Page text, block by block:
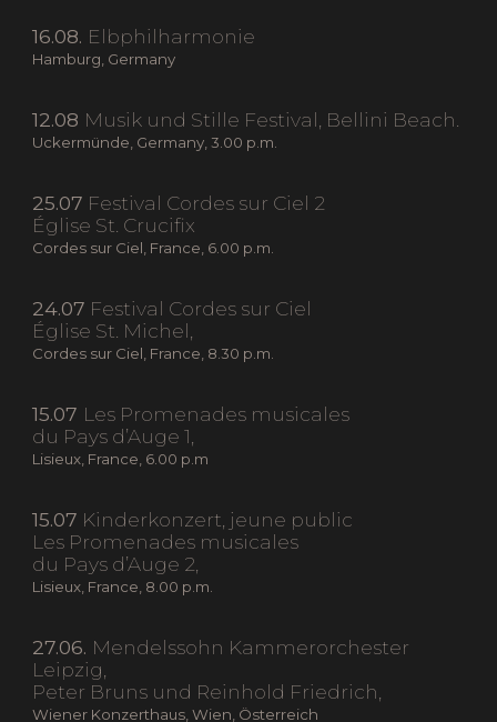
16.08. Elbphilharmonie
Hamburg, Germany
12.08 Musik und Stille Festival, Bellini Beach.
Uckermünde, Germany, 3.00 p.m.
25.07 Festival Cordes sur Ciel 2
Église St. Crucifix
Cordes sur Ciel, France, 6.00 p.m.
24.07 Festival Cordes sur Ciel
Église St. Michel,
Cordes sur Ciel, France, 8.30 p.m.
15.07 Les Promenades musicales
du Pays d’Auge 1,
Lisieux, France, 6.00 p.m
15.07 Kinderkonzert, jeune public
Les Promenades musicales
du Pays d’Auge 2,
Lisieux, France, 8.00 p.m.
27.06. Mendelssohn Kammerorchester
Leipzig,
Peter Bruns und Reinhold Friedrich,
Wiener Konzerthaus, Wien, Österreich